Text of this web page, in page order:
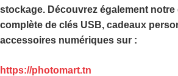
stockage. Découvrez également notre
complète de clés USB, cadeaux
accessoires numériques sur :
https://photomart.tn